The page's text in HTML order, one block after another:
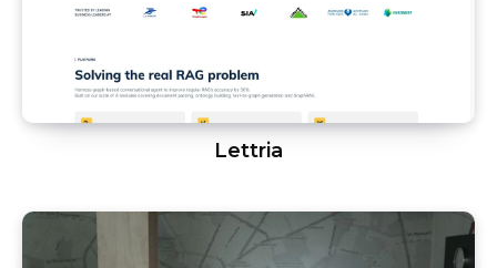
Lettria